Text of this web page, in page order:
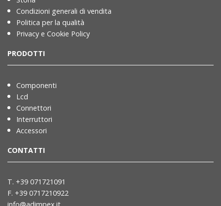
Condizioni generali di vendita
Politica per la qualità
Privacy e Cookie Policy
PRODOTTI
Componenti
Lcd
Connettori
Interruttori
Accessori
CONTATTI
T. +39 071721091
F. +39 0717210922